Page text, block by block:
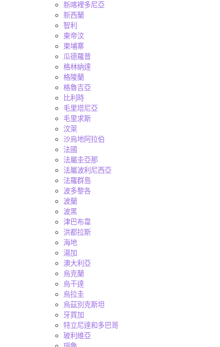
新喀裡多尼亞
新西蘭
智利
東帝汶
柬埔寨
瓜德羅普
格林納達
格陵蘭
格魯吉亞
比利時
毛里塔尼亞
毛里求斯
汶萊
沙烏地阿拉伯
法國
法屬圭亞那
法屬波利尼西亞
法羅群島
波多黎各
波蘭
波黑
津巴布韋
洪都拉斯
海地
湯加
澳大利亞
烏克蘭
烏干達
烏拉圭
烏茲別克斯坦
牙買加
特立尼達和多巴哥
玻利維亞